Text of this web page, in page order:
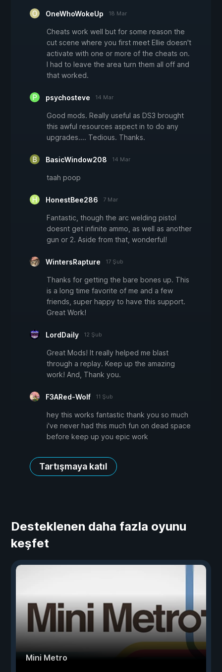
OneWhoWokeUp 18 Mar
Cheats work well but for some reason the
cut scene where you first meet Ellie doesn't
activate with one or more of the cheats on.
I had to leave the area turn them all off and
that worked.
psychosteve 14 Mar
Good mods. Really useful as DS3 brought
this awful resources aspect in to do any
upgrades.... Tedious. Thanks.
BasicWindow208 14 Mar
taah poop
HonestBee286 7 Mar
Fantastic, though the arc welding pistol
doesnt get infinite ammo, as well as another
gun or 2. Aside from that, wonderful!
WintersRapture 17 Şub
Thanks for getting the bare bones up. This
is a long time favorite of me and a few
friends, super happy to have this support.
Great Work!
LordDaily 12 Şub
Great Mods! It really helped me blast
through a replay. Keep up the amazing
work! And, Thank you.
F3ARed-Wolf 11 Şub
hey this works fantastic thank you so much
i've never had this much fun on dead space
before keep up you epic work
Tartışmaya katıl
Desteklenen daha fazla oyunu
keşfet
Mini Metro